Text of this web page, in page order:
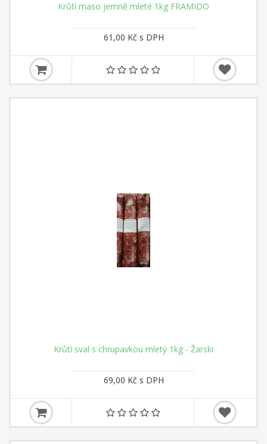
Krůtí maso jemně mleté 1kg FRAMIDO
61,00 Kč s DPH
Krůtí sval s chrupavkou mletý 1kg - Žarski
69,00 Kč s DPH